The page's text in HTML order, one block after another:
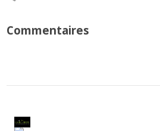
Commentaires